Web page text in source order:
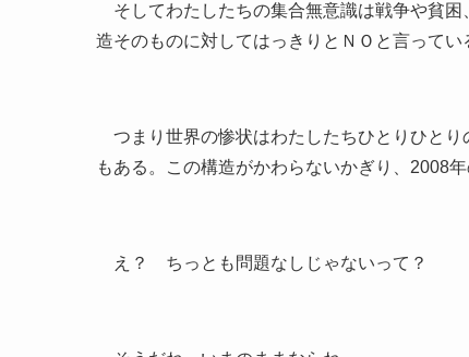
そしてわたしたちの集合無意識は戦争や貧
造そのものに対してはっきりとＮＯと言ってい
つまり世界の惨状はわたしたちひとりひと
もある。この構造がかわらないかぎり、2008
え？ ちっとも問題なしじゃないって？